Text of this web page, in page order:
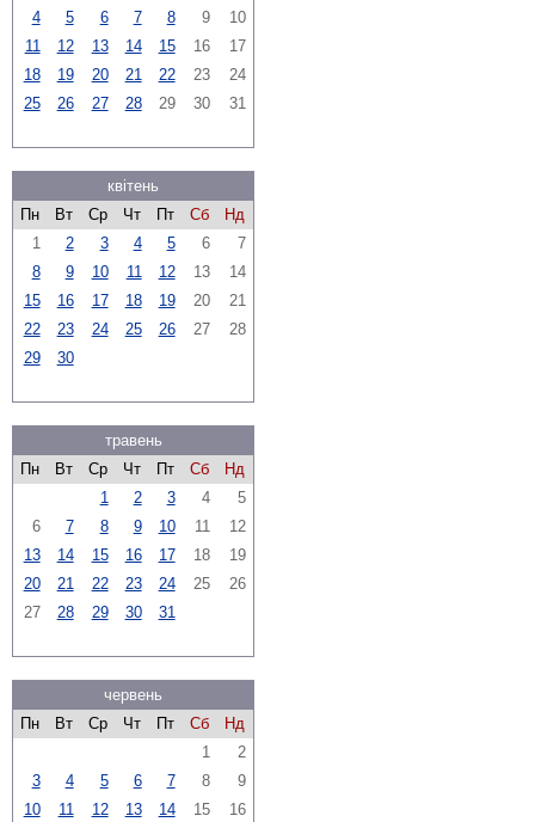
4
5 6 7 8 9
10
11
12 13 14 15 16
17
18
19 20 21 22 23
24
25
26 27 28 29 30 31
квітень
Пн
Вт Ср Чт Пт Сб
Нд
1
2 3 4 5 6
7
8
9 10 11 12 13
14
15
16 17 18 19 20
21
22
23 24 25 26 27
28
29
30
травень
Пн
Вт Ср Чт Пт Сб
Нд
1
2 3 4
5
6
7 8 9 10 11
12
13
14 15 16 17 18
19
20
21 22 23 24 25
26
27
28 29 30 31
червень
Пн
Вт Ср Чт Пт Сб
Нд
1
2
3
4 5 6 7 8
9
10
11 12 13 14 15
16